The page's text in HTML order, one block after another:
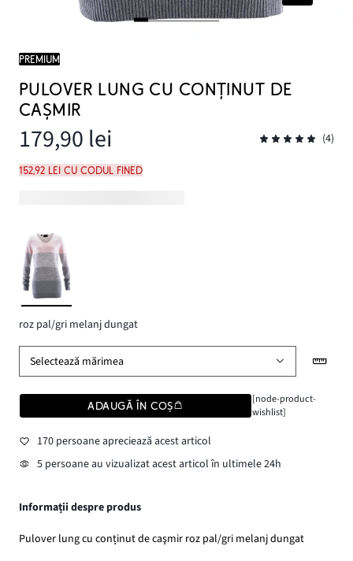
PREMIUM
PULOVER LUNG CU CONȚINUT DE
CAŞMIR
179,90 lei (4)
152,92 lei cu codul FINED
roz pal/gri melanj dungat
Selectează mărimea
ADAUGĂ ÎN COȘ
[node-product-
wishlist]
170 persoane apreciează acest articol
5 persoane au vizualizat acest articol în ultimele 24h
Informații despre produs
Pulover lung cu conținut de caşmir roz pal/gri melanj dungat